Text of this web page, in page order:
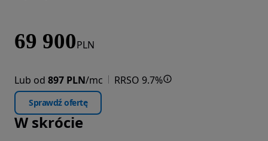
69 900PLN
Lub od 897 PLN/mc RRSO 9.7%
Sprawdź ofertę
W skrócie